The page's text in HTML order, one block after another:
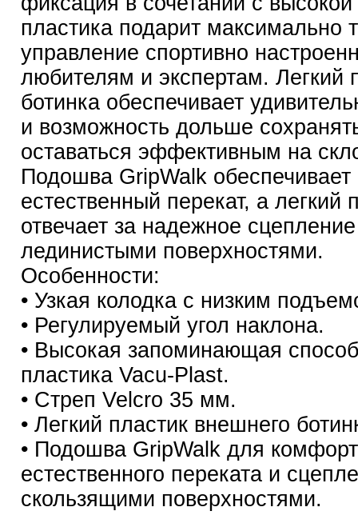
пластика подарит максимально
управление спортивно
любителям и экспертам. Легкий
ботинка обеспечивает
и возможность дольше
оставаться эффективным на
Подошва GripWalk
естественный перекат, а легкий
отвечает за надежное
лединистыми поверхностями.
Особенности:
• Узкая колодка с низким
• Регулируемый угол наклона.
• Высокая запоминающая
пластика Vacu-Plast.
• Стреп Velcro 35 мм.
• Легкий пластик внешнего
• Подошва GripWalk для
естественного переката и
скользящими поверхностями.